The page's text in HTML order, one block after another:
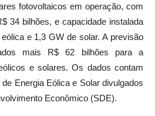
fotovoltaicos em operação, com
34 bilhões, e capacidade instalada
e 1,3 GW de solar. A previsão
mais R$ 62 bilhões para a
e solares. Os dados contam
Energia Eólica e Solar divulgados
Econômico (SDE).